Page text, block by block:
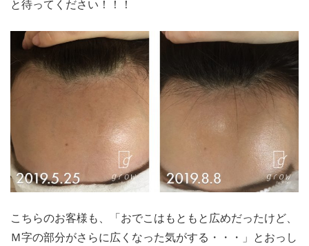
と待ってください！！！
こちらのお客様も、「おでこはもともと広めだったけど、
Ｍ字の部分がさらに広くなった気がする・・・」とおっし